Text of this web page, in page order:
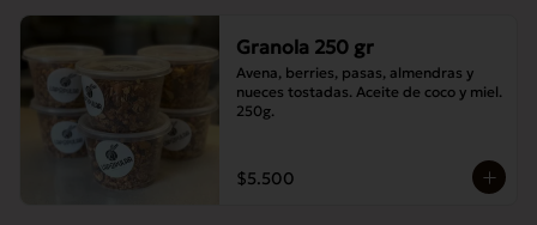
Granola 250 gr
Avena, berries, pasas, almendras y
nueces tostadas. Aceite de coco y miel.
250g.
$5.500